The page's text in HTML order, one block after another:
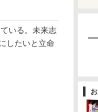
いる。未来志
したいと立命